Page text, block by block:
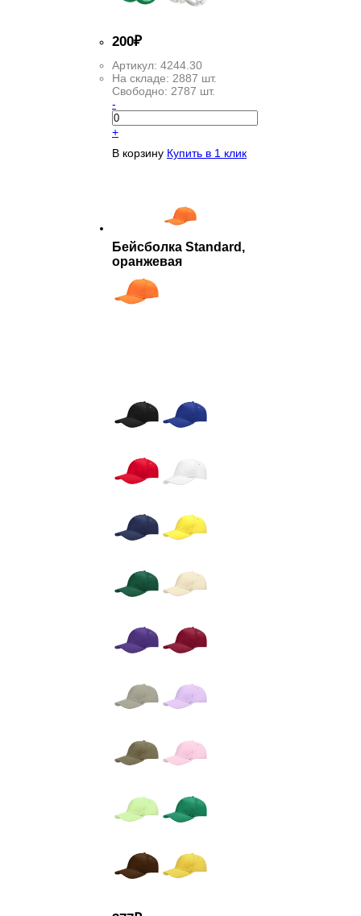
200₽
Артикул: 4244.30
На складе: 2887 шт.
Свободно: 2787 шт.
-
+
В корзину Купить в 1 клик
Бейсболка Standard,
оранжевая